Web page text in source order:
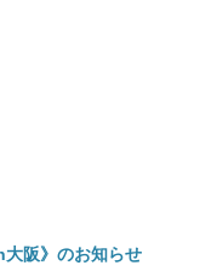
阪》のお知らせ